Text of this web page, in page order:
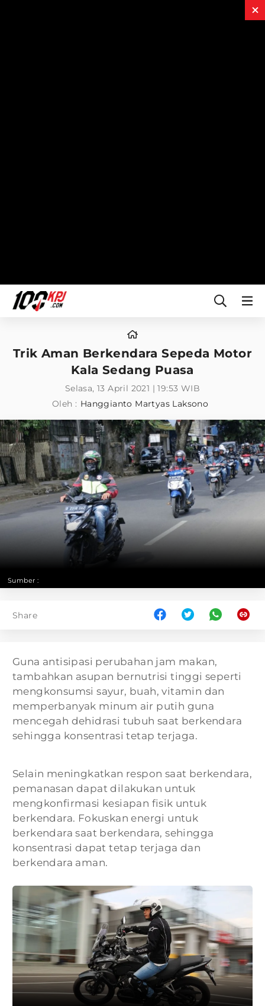
Trik Aman Berkendara Sepeda Motor
Kala Sedang Puasa
Selasa, 13 April 2021 | 19:53 WIB
Oleh : Hanggianto Martyas Laksono
Sumber :
Share
Guna antisipasi perubahan jam makan,
tambahkan asupan bernutrisi tinggi seperti
mengkonsumsi sayur, buah, vitamin dan
memperbanyak minum air putih guna
mencegah dehidrasi tubuh saat berkendara
sehingga konsentrasi tetap terjaga.
Selain meningkatkan respon saat berkendara,
pemanasan dapat dilakukan untuk
mengkonfirmasi kesiapan fisik untuk
berkendara. Fokuskan energi untuk
berkendara saat berkendara, sehingga
konsentrasi dapat tetap terjaga dan
berkendara aman.